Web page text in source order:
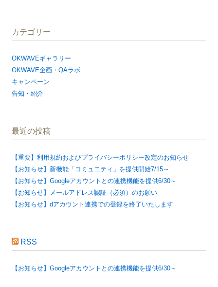
カテゴリー
OKWAVEギャラリー
OKWAVE企画・QAラボ
キャンペーン
告知・紹介
最近の投稿
【重要】利用規約およびプライバシーポリシー改定のお知らせ
【お知らせ】新機能「コミュニティ」を提供開始7/15～
【お知らせ】Googleアカウントとの連携機能を提供6/30～
【お知らせ】メールアドレス認証（必須）のお願い
【お知らせ】dアカウント連携での登録を終了いたします
RSS
【お知らせ】Googleアカウントとの連携機能を提供6/30～